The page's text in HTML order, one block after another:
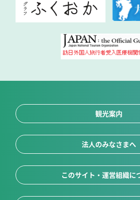
観光案内
法人のみなさまへ
このサイト・運営組織に